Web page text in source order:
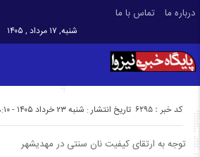
درباره ما تماس با ما
شنبه, ۱۷ مرداد , ۱۴۰۵
تاریخ انتشار : شنبه ۲۳ خرداد ۱۴۰۵ - ۸:۱۰ کد خبر : 6295
توجه به ارتقای کیفیت نان سنتی در مهدیشهر